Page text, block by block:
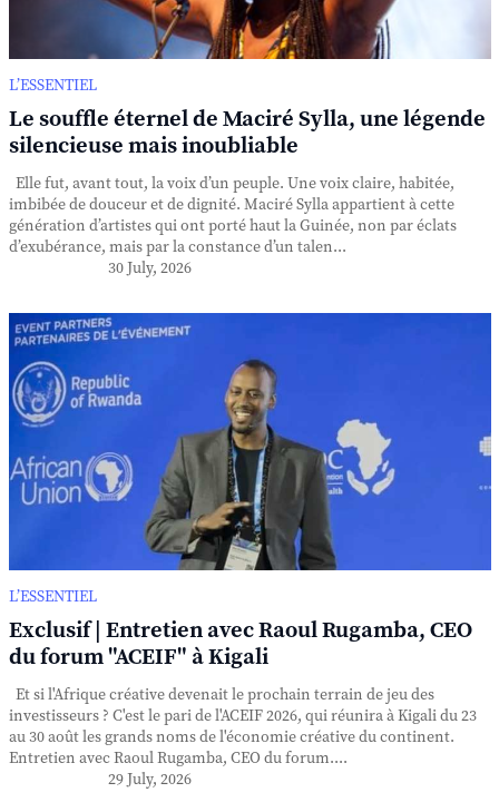
L’ESSENTIEL
Le souffle éternel de Maciré Sylla, une légende
silencieuse mais inoubliable
Elle fut, avant tout, la voix d’un peuple. Une voix claire, habitée,
imbibée de douceur et de dignité. Maciré Sylla appartient à cette
génération d’artistes qui ont porté haut la Guinée, non par éclats
d’exubérance, mais par la constance d’un talen...
30 July, 2026
L’ESSENTIEL
Exclusif | Entretien avec Raoul Rugamba, CEO
du forum "ACEIF" à Kigali
Et si l'Afrique créative devenait le prochain terrain de jeu des
investisseurs ? C'est le pari de l'ACEIF 2026, qui réunira à Kigali du 23
au 30 août les grands noms de l'économie créative du continent.
Entretien avec Raoul Rugamba, CEO du forum....
29 July, 2026